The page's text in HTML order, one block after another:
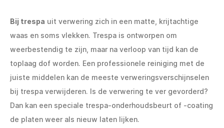
Bij trespa uit verwering zich in een matte, krijtachtige
waas en soms vlekken. Trespa is ontworpen om
weerbestendig te zijn, maar na verloop van tijd kan de
toplaag dof worden. Een professionele reiniging met de
juiste middelen kan de meeste verweringsverschijnselen
bij trespa verwijderen. Is de verwering te ver gevorderd?
Dan kan een speciale trespa-onderhoudsbeurt of -coating
de platen weer als nieuw laten lijken.